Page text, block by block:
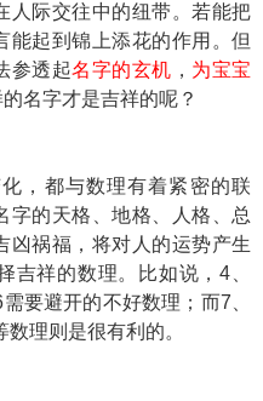
人际交往中的纽带。若能把
能起到锦上添花的作用。但
参透起名字的玄机 ， 为宝宝
名字才是吉祥的呢？
，都与数理有着紧密的联
字的天格、地格、人格、总
凶祸福，将对人的运势产生
吉祥的数理。比如说，4、
要避开的不好数理；而7、
理则是很有利的。